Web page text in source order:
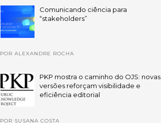
Comunicando ciência para
“stakeholders”
POR ALEXANDRE ROCHA
PKP mostra o caminho do OJS: novas
versões reforçam visibilidade e
eficiência editorial
POR SUSANA COSTA